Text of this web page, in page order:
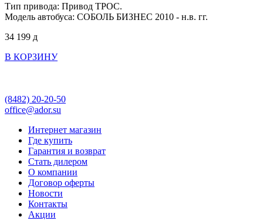
Тип привода: Привод ТРОС.
Модель автобуса: СОБОЛЬ БИЗНЕС 2010 - н.в. гг.
34 199 д
В КОРЗИНУ
(8482) 20-20-50
office@ador.su
Интернет магазин
Где купить
Гарантия и возврат
Стать дилером
О компании
Договор оферты
Новости
Контакты
Акции